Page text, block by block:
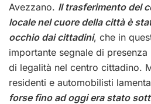
Avezzano. Il trasferimento del
locale nel cuore della città è
occhio dai cittadini, che in
importante segnale di
di legalità nel centro cittadino.
residenti e automobilisti
forse fino ad oggi era stato